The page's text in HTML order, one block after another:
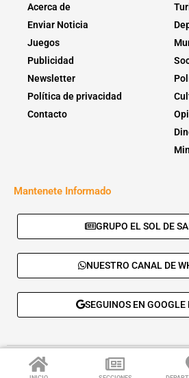
Acerca de
Enviar Noticia
Juegos
Publicidad
Newsletter
Política de privacidad
Contacto
Mantenete Informado
GRUPO EL SOL DE
NUESTRO CANAL DE
SEGUINOS EN
© 2026 - El Sol de San Juan. Todos los